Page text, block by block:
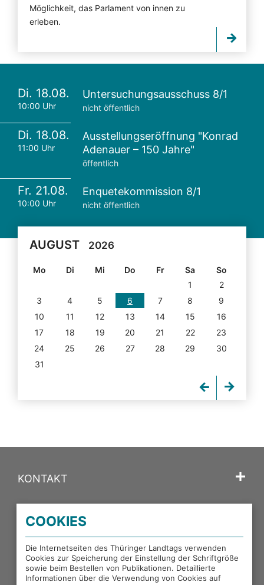
Möglichkeit, das Parlament von innen zu
erleben.
Di. 18.08.
10:00 Uhr
Untersuchungsausschuss 8/1
nicht öffentlich
Di. 18.08.
11:00 Uhr
Ausstellungseröffnung "Konrad
Adenauer – 150 Jahre"
öffentlich
Fr. 21.08.
10:00 Uhr
Enquetekommission 8/1
nicht öffentlich
AUGUST 2026
Mo Di Mi Do Fr Sa
So
1
2
3
4 5 6 7 8
9
10
11 12 13 14 15
16
17
18 19 20 21 22
23
24
25 26 27 28 29
30
31
KONTAKT
PORTALE DES THÜRINGER LANDTAGS
EXTERNE LINKS
COOKIES
Die Internetseiten des Thüringer Landtags verwenden
Cookies zur Speicherung der Einstellung der Schriftgröße
sowie beim Bestellen von Publikationen. Detaillierte
Informationen über die Verwendung von Cookies auf